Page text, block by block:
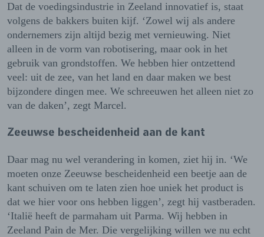
Dat de voedingsindustrie in Zeeland innovatief is, staat
volgens de bakkers buiten kijf. ‘Zowel wij als andere
ondernemers zijn altijd bezig met vernieuwing. Niet
alleen in de vorm van robotisering, maar ook in het
gebruik van grondstoffen. We hebben hier ontzettend
veel: uit de zee, van het land en daar maken we best
bijzondere dingen mee. We schreeuwen het alleen niet zo
van de daken’, zegt Marcel.
Zeeuwse bescheidenheid aan de kant
Daar mag nu wel verandering in komen, ziet hij in. ‘We
moeten onze Zeeuwse bescheidenheid een beetje aan de
kant schuiven om te laten zien hoe uniek het product is
dat we hier voor ons hebben liggen’, zegt hij vastberaden.
‘Italië heeft de parmaham uit Parma. Wij hebben in
Zeeland Pain de Mer. Die vergelijking willen we nu echt